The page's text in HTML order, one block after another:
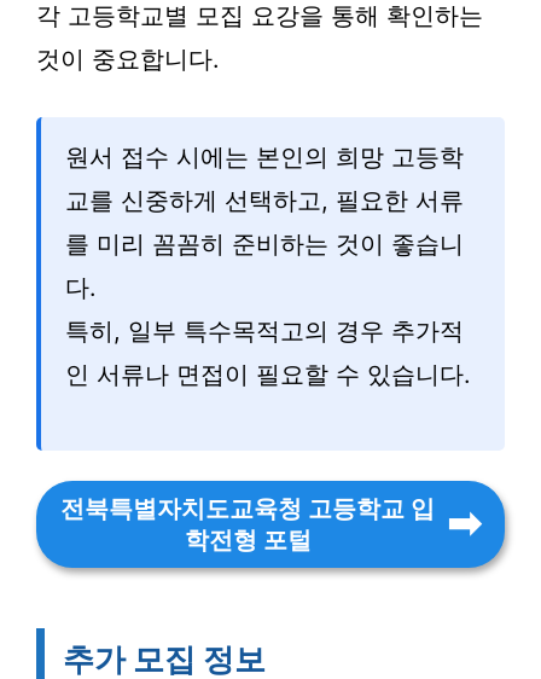
각 고등학교별 모집 요강을 통해 확인하는
것이 중요합니다.
원서 접수 시에는 본인의 희망 고등학
교를 신중하게 선택하고, 필요한 서류
를 미리 꼼꼼히 준비하는 것이 좋습니
다.
특히, 일부 특수목적고의 경우 추가적
인 서류나 면접이 필요할 수 있습니다.
전북특별자치도교육청 고등학교 입
학전형 포털
추가 모집 정보